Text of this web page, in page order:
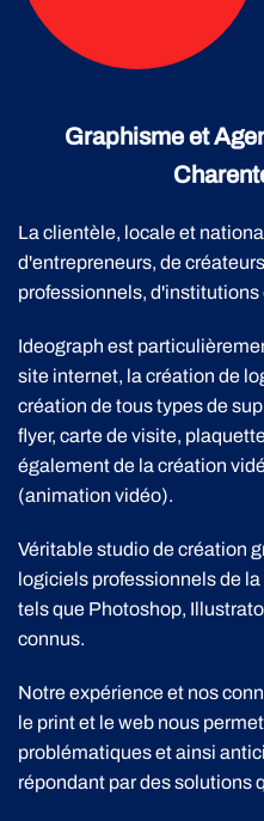
Graphisme et
La clientèle, locale et
d'entrepreneurs, de
professionnels, d'institutions
Ideograph est
site internet, la création de
création de tous types de
flyer, carte de visite,
également de la création
(animation vidéo).
Véritable studio de création
logiciels professionnels de
tels que Photoshop,
connus.
Notre expérience et nos
le print et le web nous
problématiques et ainsi
répondant par des solutions